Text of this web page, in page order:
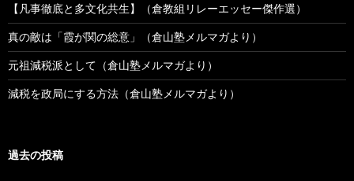
【凡事徹底と多文化共生】（倉教組リレーエッセー傑作選）
真の敵は「霞が関の総意」（倉山塾メルマガより）
元祖減税派として（倉山塾メルマガより）
減税を政局にする方法（倉山塾メルマガより）
過去の投稿